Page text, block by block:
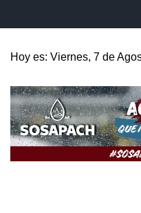
Hoy es: Viernes, 7 de